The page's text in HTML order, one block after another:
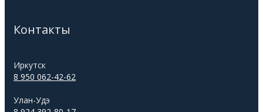
Контакты
Иркутск
8 950 062-42-62
Улан-Удэ